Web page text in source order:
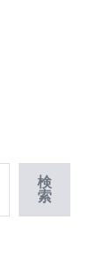
検
索